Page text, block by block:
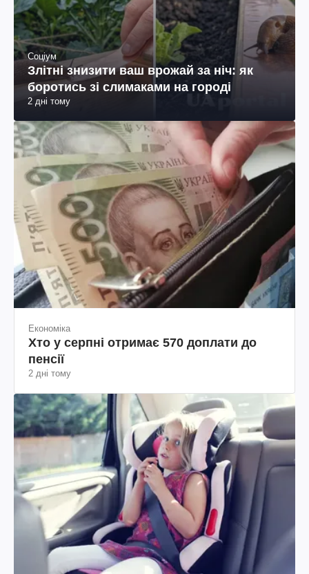
Соціум
Злітні знизити ваш врожай за ніч: як
боротись зі слимаками на городі
2 дні тому
Економіка
Хто у серпні отримає 570 доплати до
пенсії
2 дні тому